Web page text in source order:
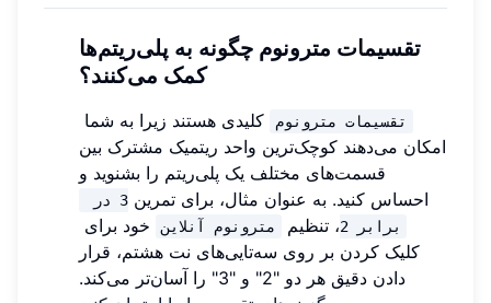
تقسیمات مترونوم چگونه به پلی‌ریتم‌ها
کمک می‌کنند؟
تقسیمات مترونوم
کلیدی هستند زیرا به شما
امکان می‌دهند کوچک‌ترین واحد ریتمیک مشترک بین
قسمت‌های مختلف یک پلی‌ریتم را بشنوید و
احساس کنید. به عنوان مثال، برای تمرین
3 در
برابر 2 ، تنظیم مترونوم آنلاین
خود برای
کلیک کردن بر روی سه‌تایی‌های نت هشتم، قرار
دادن دقیق هر دو "2" و "3" را آسان‌تر می‌کند.